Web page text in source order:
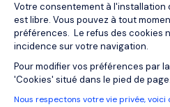
Votre consentement à
est libre. Vous pouvez à tout
préférences. Le refus des cookies
incidence sur votre navigation.
Pour modifier vos préférences par
'Cookies' situé dans le pied de page.
Nous respectons votre vie privée, voici
Responsable
Comptable F/H
Courbevoie, Ile-